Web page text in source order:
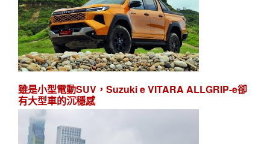
雖是小型電動SUV，Suzuki e VITARA ALLGRIP-e卻
有大型車的沉穩感